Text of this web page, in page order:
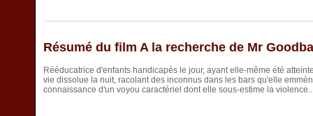
Résumé du film A la recherche de Mr
Rééducatrice d'enfants handicapés le jour, ayant elle-même été
vie dissolue la nuit, racolant des inconnus dans les bars qu'elle
connaissance d'un voyou caractériel dont elle sous-estime la